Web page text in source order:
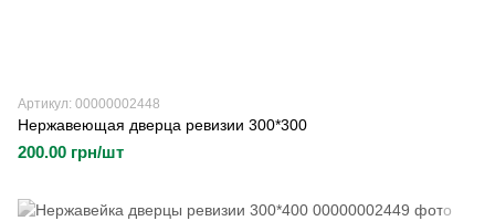
Артикул: 00000002448
Нержавеющая дверца ревизии 300*300
200.00 грн/шт